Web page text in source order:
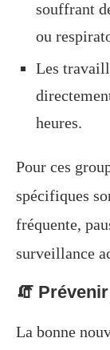
souffrant
ou
Les
heures.
Pour ces
spécifiques
fréquente,
surveillance
🧯
La bonne